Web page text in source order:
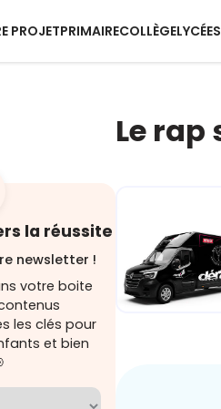
PROJETPRIMAIRECOLLÈGELYCÉE
la réussite
newsletter !
votre boite
les clés pour
et bien
Le